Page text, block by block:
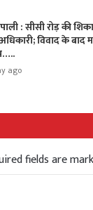
: सीसी रोड़ की
विवाद के बाद
ago
fields are